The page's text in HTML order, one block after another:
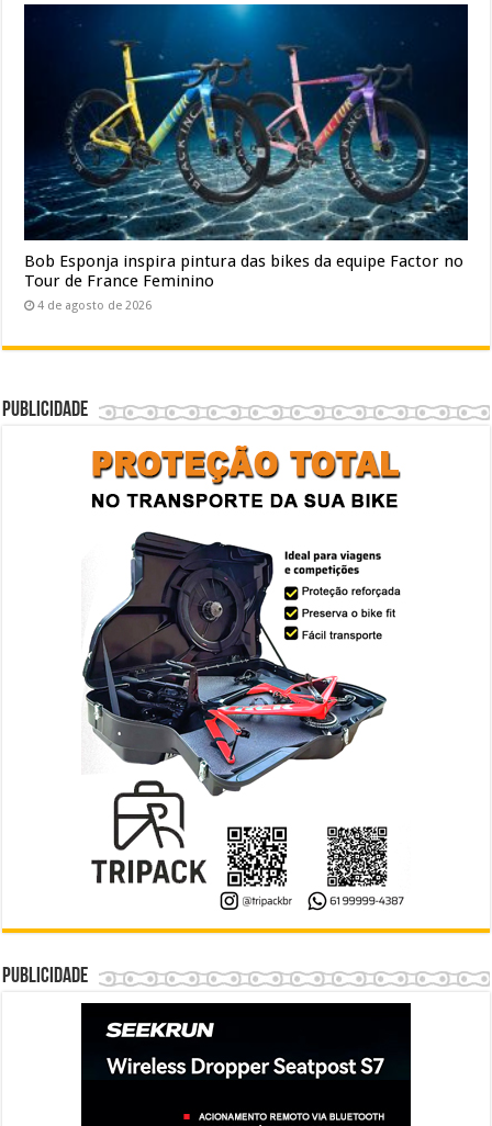
Bob Esponja inspira pintura das bikes da equipe Factor no
Tour de France Feminino
4 de agosto de 2026
Publicidade
Publicidade